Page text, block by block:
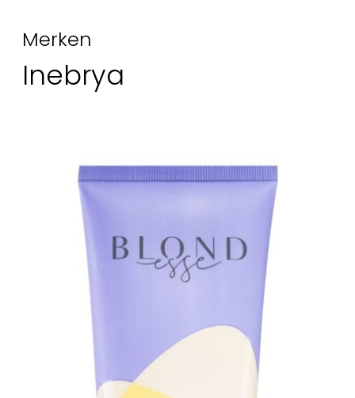
Merken
Inebrya